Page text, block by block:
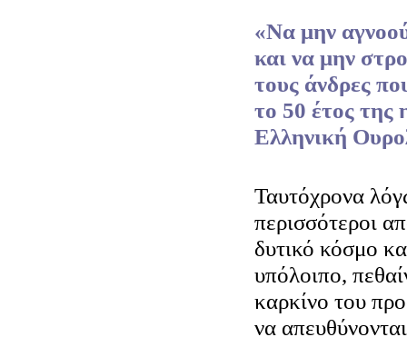
«Να μην
και να μην
τους άνδρες
το 50 έτος της
Ελληνική
Ταυτόχρονα
περισσότεροι
δυτικό κόσμο
υπόλοιπο,
καρκίνο του
να